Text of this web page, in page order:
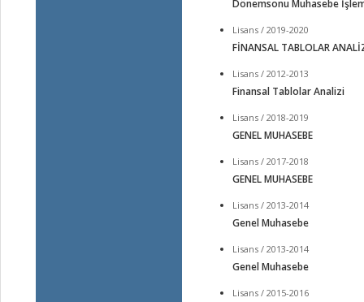
Dönemsonu Muhasebe
Lisans / 2019-2020
FİNANSAL TABLOLAR
Lisans / 2012-2013
Finansal Tablolar Analizi
Lisans / 2018-2019
GENEL MUHASEBE
Lisans / 2017-2018
GENEL MUHASEBE
Lisans / 2013-2014
Genel Muhasebe
Lisans / 2013-2014
Genel Muhasebe
Lisans / 2015-2016